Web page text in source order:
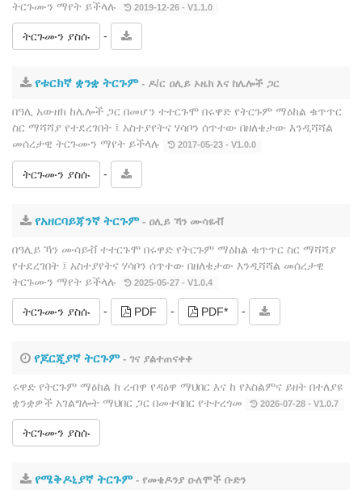
ትርጉሙን ማየት ይችላሉ
2019-12-26 - V1.1.0
ትርጉሙን ያስሱ -
የቱርክኛ ቋንቋ ትርጉም- ዶ/ር ዐሊይ ኦዜክ እና ከሌሎች ጋር
በዓሊ አውዘክ ከሌሎች ጋር በመሆን ተተርጉሞ በሩዋድ የትርጉም ማዕከል ቁጥጥር
ስር ማሻሻያ የተደረገበት ፤ አስተያየትና ሃሳቦን ሰጥተው በዘለቄታው እንዲሻሻል
መሰረታዊ ትርጉሙን ማየት ይችላሉ
2017-05-23 - V1.0.0
ትርጉሙን ያስሱ -
የአዘርባይጃንኛ ትርጉም- ዐሊይ ኻን ሙሳዬቭ
በዓሊይ ኻን ሙሳይቭ ተተርጉሞ በሩዋድ የትርጉም ማዕከል ቁጥጥር ስር ማሻሻያ
የተደረገበት ፤ አስተያየትና ሃሳቦን ሰጥተው በዘለቄታው እንዲሻሻል መሰረታዊ
ትርጉሙን ማየት ይችላሉ
2025-05-27 - V1.0.4
ትርጉሙን ያስሱ - PDF - PDF* -
የጆርጂያኛ ትርጉም- ገና ያልተጠናቀቀ
ሩዋድ የትርጉም ማዕከል ከ ረብዋ የዳዕዋ ማህበር እና ከ የእስልምና ይዘት በተለያዩ
ቋንቋዎች አገልግሎት ማህበር ጋር በመተባበር የተተረጎመ
2026-07-28 - V1.0.7
ትርጉሙን ያስሱ
የሜቅዶኒያኛ ትርጉም- የመቄዶንያ ዑለሞች ቡድን